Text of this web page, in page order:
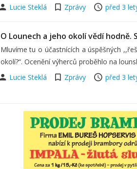
Lucie Steklá
Zprávy před 3
O Lounech a jeho okolí vědí hodně.
Mluvíme tu o účastnících a úspěšných
okolí?“. Ocenění výherců proběhlo na
Lucie Steklá
Zprávy před 3